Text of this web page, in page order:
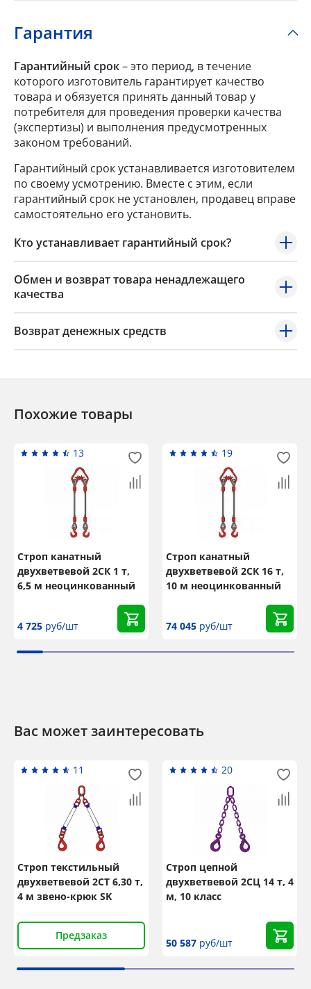
Гарантия
Гарантийный срок– это период, в течение
которого изготовитель гарантирует качество
товара и обязуется принять данный товар у
потребителя для проведения проверки качества
(экспертизы) и выполнения предусмотренных
законом требований.
Гарантийный срок устанавливается изготовителем
по своему усмотрению. Вместе с этим, если
гарантийный срок не установлен, продавец вправе
самостоятельно его установить.
Кто устанавливает гарантийный срок?
Обмен и возврат товара ненадлежащего
качества
Возврат денежных средств
Похожие товары
13
Строп канатный
двухветвевой 2СК 1 т,
6,5 м неоцинкованный
4 725 руб/шт
19
Строп канатный
двухветвевой 2СК 16 т,
10 м неоцинкованный
74 045 руб/шт
Вас может заинтересовать
11
Строп текстильный
двухветвевой 2СТ 6,30 т,
4 м звено-крюк SK
Предзаказ
20
Строп цепной
двухветвевой 2СЦ 14 т, 4
м, 10 класс
50 587 руб/шт